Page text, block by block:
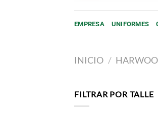
EMPRESA UNIFORMES
INICIO /
FILTRAR POR TALLE